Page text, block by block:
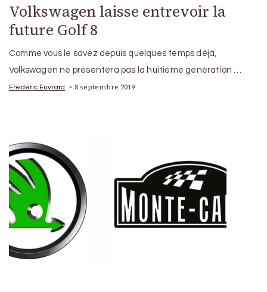
Volkswagen laisse entrevoir la
future Golf 8
Comme vous le savez depuis quelques temps déjà,
Volkswagen ne présentera pas la huitième génération …
Frédéric Euvrard 8 septembre 2019